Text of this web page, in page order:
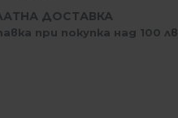
ДОСТАВКА
при покупка над 100 лв